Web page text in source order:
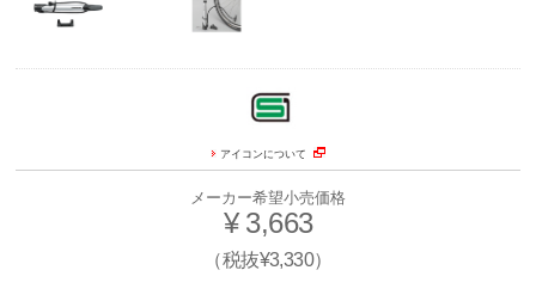
アイコンについて
メーカー希望小売価格
¥ 3,663
（税抜¥3,330）